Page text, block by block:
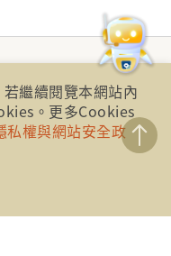
著作權所有
繼續閱覽本網站內
。更多Cookies
私權與網站安全政